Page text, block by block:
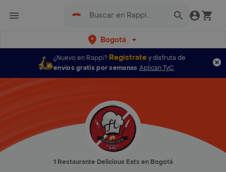
Bogotá
¿Nuevo en Rappi? Regístratey disfruta de
envíos gratis por semanas Aplican TyC
1 Restaurante Delicious Eats en Bogotá